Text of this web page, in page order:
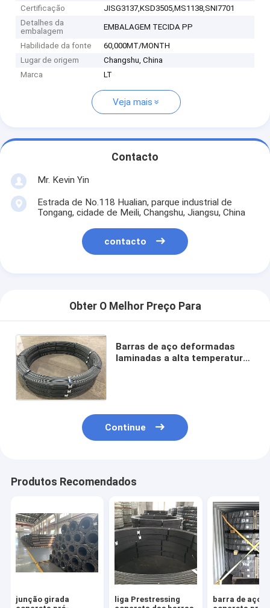
Certificação
JISG3137,KSD3505,MS1138,SNI7701
Detalhes da
embalagem
EMBALAGEM TECIDA PP
Habilidade da fonte
60,000MT/MONTH
Lugar de origem
Changshu, China
Marca
LT
Veja mais
Contacto
Mr. Kevin Yin
Estrada de No.118 Hualian, parque industrial de
Tongang, cidade de Meili, Changshu, Jiangsu, China
contacto
Obter O Melhor Preço Para
Barras de aço deformadas
laminadas a alta temperatura
Continue
Produtos Recomendados
junção girada
liga Prestressing
barra de aço